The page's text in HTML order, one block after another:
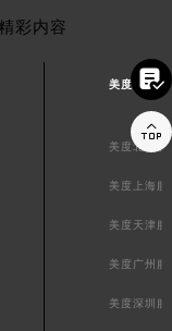
彩内容
美度中国区
美度北京服
美度上海服
美度天津服
美度广州服
美度深圳服

